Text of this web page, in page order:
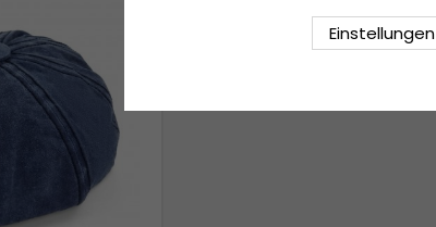
Einstellungen